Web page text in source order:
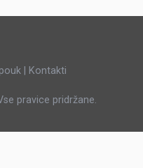
Kontakti
pravice pridržane.